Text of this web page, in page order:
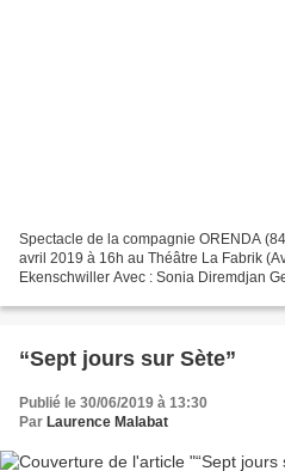
Spectacle de la compagnie ORENDA
avril 2019 à 16h au Théâtre La Fabrik
Ekenschwiller Avec : Sonia Diremdjan
“Sept jours sur Sète”
Publié le 30/06/2019 à 13:30
Par Laurence Malabat